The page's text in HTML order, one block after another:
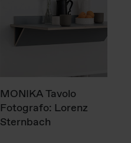
MONIKA Tavolo
Fotografo: Lorenz
Sternbach